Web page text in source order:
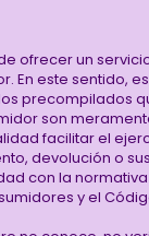
ofrecer un
En este sentido,
precompilados
son
facilitar el
devolución o
con la
y el